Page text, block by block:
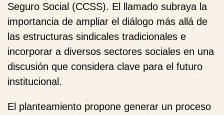
Seguro Social (CCSS). El llamado subraya la
importancia de ampliar el diálogo más allá de
las estructuras sindicales tradicionales e
incorporar a diversos sectores sociales en una
discusión que considera clave para el futuro
institucional.
El planteamiento propone generar un proceso